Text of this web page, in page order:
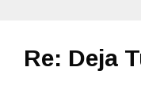
Re: Deja